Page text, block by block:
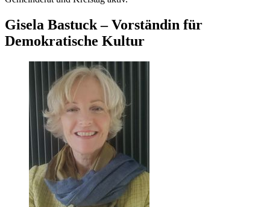
Gisela Bastuck – Vorständin für
Demokratische Kultur